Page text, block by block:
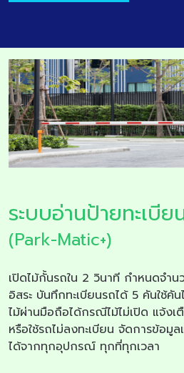
ระบบอ่านป้ายทะเบีย
(Park-Matic+)
เปิดไม้กั้นรถใน 2 วินาที กำหนดจำ
อิสระ บันทึกทะเบียนรถได้ 5 คันใช้คั
ไม้ผ่านมือถือได้กรณีไม้ไม่เปิด แจ้ง
หรือใช้รถไม่ลงทะเบียน จัดการข้อมู
ได้จากทุกอุปกรณ์ ทุกที่ทุกเวลา